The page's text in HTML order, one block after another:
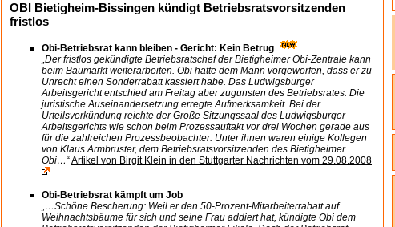
OBI Bietigheim-Bissingen kündigt Betriebsratsvorsitzenden
fristlos
Obi-Betriebsrat kann bleiben - Gericht: Kein Betrug
„Der fristlos gekündigte Betriebsratschef der Bietigheimer Obi-Zentrale kann
beim Baumarkt weiterarbeiten. Obi hatte dem Mann vorgeworfen, dass er zu
Unrecht einen Sonderrabatt kassiert habe. Das Ludwigsburger
Arbeitsgericht entschied am Freitag aber zugunsten des Betriebsrates. Die
juristische Auseinandersetzung erregte Aufmerksamkeit. Bei der
Urteilsverkündung reichte der Große Sitzungssaal des Ludwigsburger
Arbeitsgerichts wie schon beim Prozessauftakt vor drei Wochen gerade aus
für die zahlreichen Prozessbeobachter. Unter ihnen waren einige Kollegen
von Klaus Armbruster, dem Betriebsratsvorsitzenden des Bietigheimer
Obi…“Artikel von Birgit Klein in den Stuttgarter Nachrichten vom 29.08.2008
Obi-Betriebsrat kämpft um Job
„…Schöne Bescherung: Weil er den 50-Prozent-Mitarbeiterrabatt auf
Weihnachtsbäume für sich und seine Frau addiert hat, kündigte Obi dem